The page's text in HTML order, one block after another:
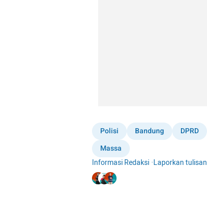
Polisi Bandung DPRD
Massa
Informasi Redaksi ·Laporkan tulisan